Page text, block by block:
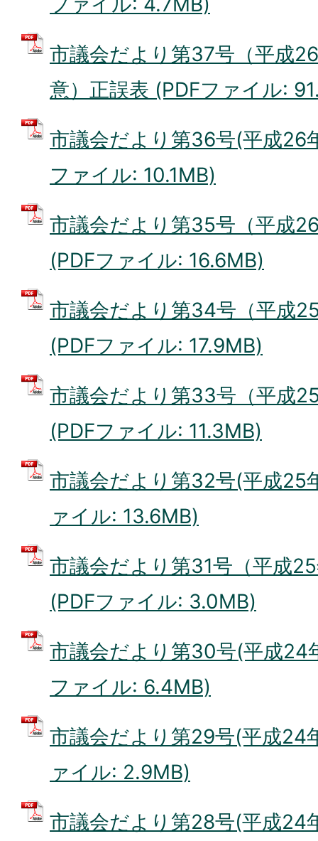
市議会だより第37号（平成
意）正誤表 (PDFファイル:
市議会だより第36号(平成26
ファイル: 10.1MB)
市議会だより第35号（平成
(PDFファイル: 16.6MB)
市議会だより第34号（平成
(PDFファイル: 17.9MB)
市議会だより第33号（平成
(PDFファイル: 11.3MB)
市議会だより第32号(平成25
ァイル: 13.6MB)
市議会だより第31号（平成
(PDFファイル: 3.0MB)
市議会だより第30号(平成24
ファイル: 6.4MB)
市議会だより第29号(平成24
ァイル: 2.9MB)
市議会だより第28号(平成24